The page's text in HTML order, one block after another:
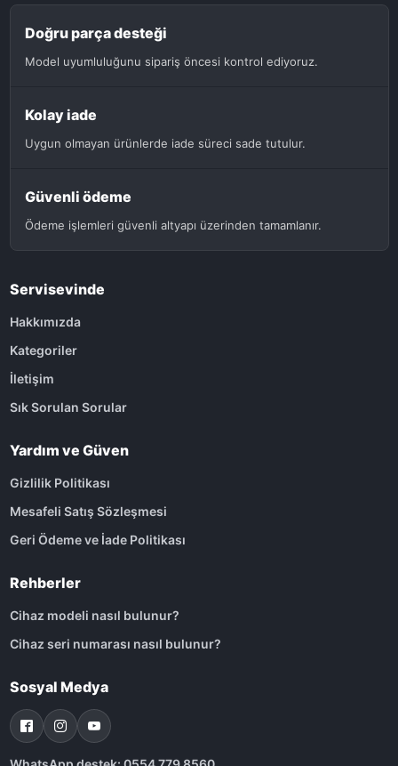
Doğru parça desteği
Model uyumluluğunu sipariş öncesi kontrol ediyoruz.
Kolay iade
Uygun olmayan ürünlerde iade süreci sade tutulur.
Güvenli ödeme
Ödeme işlemleri güvenli altyapı üzerinden tamamlanır.
Servisevinde
Hakkımızda
Kategoriler
İletişim
Sık Sorulan Sorular
Yardım ve Güven
Gizlilik Politikası
Mesafeli Satış Sözleşmesi
Geri Ödeme ve İade Politikası
Rehberler
Cihaz modeli nasıl bulunur?
Cihaz seri numarası nasıl bulunur?
Sosyal Medya